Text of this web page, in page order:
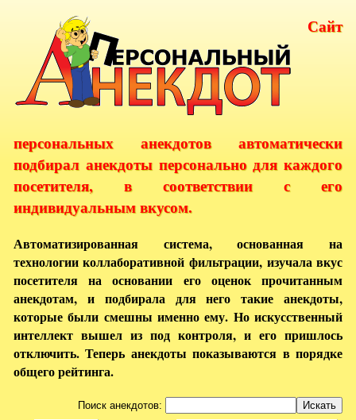
Сайт
персональных анекдотов автоматически
подбирал анекдоты персонально для каждого
посетителя, в соответствии с его
индивидуальным вкусом.
Автоматизированная система, основанная на
технологии коллаборативной фильтрации, изучала вкус
посетителя на основании его оценок прочитанным
анекдотам, и подбирала для него такие анекдоты,
которые были смешны именно ему. Но искусственный
интеллект вышел из под контроля, и его пришлось
отключить. Теперь анекдоты показываются в порядке
общего рейтинга.
Поиск анекдотов: